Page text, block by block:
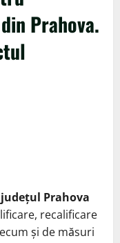
Prahova.
Prahova
recalificare
și de măsuri